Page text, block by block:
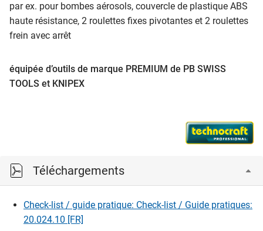
par ex. pour bombes aérosols, couvercle de plastique ABS
haute résistance, 2 roulettes fixes pivotantes et 2 roulettes
frein avec arrêt
équipée d’outils de marque PREMIUM de PB SWISS
TOOLS et KNIPEX
Téléchargements
Check-list / guide pratique: Check-list / Guide pratiques:
20.024.10 [FR]